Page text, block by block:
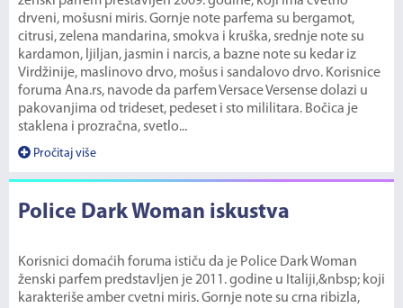
drveni, mošusni miris. Gornje note parfema su bergamot,
citrusi, zelena mandarina, smokva i kruška, srednje note su
kardamon, ljiljan, jasmin i narcis, a bazne note su kedar iz
Virdžinije, maslinovo drvo, mošus i sandalovo drvo. Korisnice
foruma Ana.rs, navode da parfem Versace Versense dolazi u
pakovanjima od trideset, pedeset i sto mililitara. Bočica je
staklena i prozračna, svetlo...
Pročitaj više
Police Dark Woman iskustva
Korisnici domaćih foruma ističu da je Police Dark Woman
ženski parfem predstavljen je 2011. godine u Italiji,&nbsp; koji
karakteriše amber cvetni miris. Gornje note su crna ribizla,